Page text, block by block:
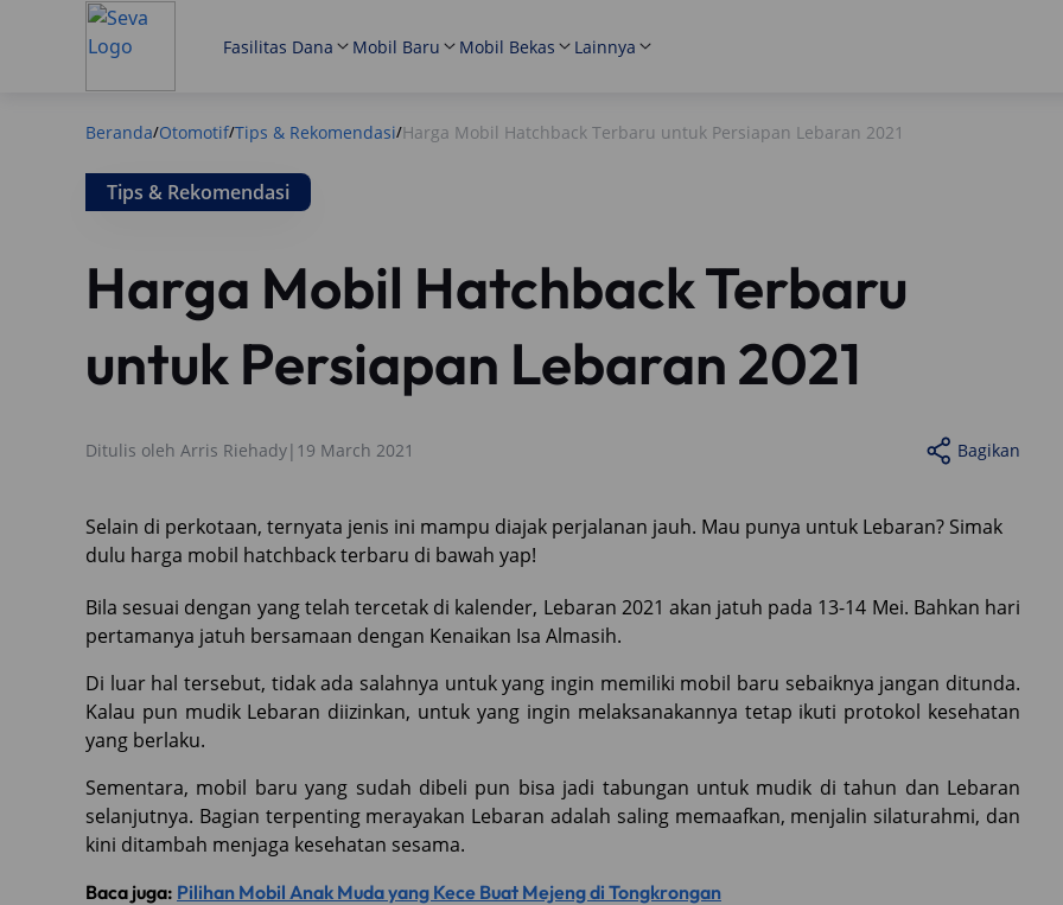
Fasilitas Dana Mobil Baru Mobil Bekas Lainnya
Beranda/Otomotif/Tips & Rekomendasi/Harga Mobil Hatchback Terbaru untuk Persiapan Lebaran 2021
Tips & Rekomendasi
Harga Mobil Hatchback Terbaru
untuk Persiapan Lebaran 2021
Ditulis oleh Arris Riehady| 19 March 2021 Bagikan
Selain di perkotaan, ternyata jenis ini mampu diajak perjalanan jauh. Mau punya untuk Lebaran? Simak
dulu harga mobil hatchback terbaru di bawah yap!
Bila sesuai dengan yang telah tercetak di kalender, Lebaran 2021 akan jatuh pada 13-14 Mei. Bahkan hari
pertamanya jatuh bersamaan dengan Kenaikan Isa Almasih.
Di luar hal tersebut, tidak ada salahnya untuk yang ingin memiliki mobil baru sebaiknya jangan ditunda.
Kalau pun mudik Lebaran diizinkan, untuk yang ingin melaksanakannya tetap ikuti protokol kesehatan
yang berlaku.
Sementara, mobil baru yang sudah dibeli pun bisa jadi tabungan untuk mudik di tahun dan Lebaran
selanjutnya. Bagian terpenting merayakan Lebaran adalah saling memaafkan, menjalin silaturahmi, dan
kini ditambah menjaga kesehatan sesama.
Baca juga: Pilihan Mobil Anak Muda yang Kece Buat Mejeng di Tongkrongan